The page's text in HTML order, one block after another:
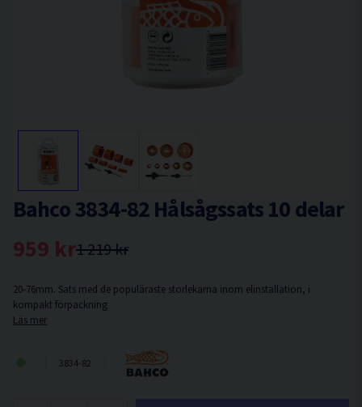
Bahco 3834-82 Hålsågssats 10 delar
1 219 kr
959 kr
20-76mm. Sats med de populäraste storlekarna inom elinstallation, i
kompakt förpackning
Läs mer
3834-82